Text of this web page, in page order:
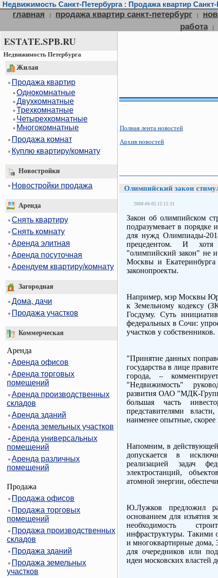
Недвижимость Санкт-Петербурга : Продажа квартир
главная | продажа квартир санкт-петербург |
работа
|
ESTATE.SPB.RU
Недвижимость Петербурга
Жилая
Продажа квартир
Однокомнатные
Двухкомнатные
Трехкомнатные
Четырехкомнатные
Многокомнатные
Продажа комнат
Куплю квартиру/комнату
Новостройки
Новостройки продажа
Аренда
Снять квартиру
Снять комнату
Аренда элитная
Аренда посуточная
Арендуем квартиру/комнату
Загородная
Дома, дачи
Продажа участков
Коммерческая
Аренда
Аренда офисов
Аренда торговых
помещений
Аренда производственных
складов
Аренда зданий
Аренда земельных участков
Аренда универсальных
помещений
Аренда различных
помещений
Продажа
Продажа офисов
Продажа торговых
помещений
Продажа производственных
складов
Продажа зданий
Продажа земельных
участков
Полная лента новостей
Архив новостей
Олимпийский закон
2008-06-05 12:12:31
Закон об олимпийском
подразумевает в порядке
для нужд Олимпиады-
прецедентом. И хотя
"олимпийский закон" не
Москвы и
законопроекты.
Например, мэр Москвы
к Земельному кодексу
Госдуму. Суть
федеральных в Сочи:
участков у собственников.
"Принятие данных
государства в лице
города, –
"Недвижимость"
развития ОАО "МДК-
большая часть
представителями
наименее опытные, скорее
Напомним, в действующей
допускается в
реализацией задач
электростанций,
атомной энергии,
Ю.Лужков предложил
основанием для изъятия
необходимость
инфраструктуры. Такими
и многоквартирные дома,
для очередников или
идеи московских